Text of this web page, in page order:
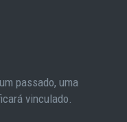
passado, uma
vinculado.